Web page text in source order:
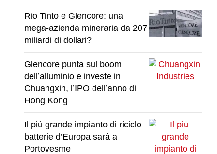
Rio Tinto e Glencore: una
mega-azienda mineraria da 207
miliardi di dollari?
Glencore punta sul boom
dell’alluminio e investe in
Chuangxin, l’IPO dell’anno di
Hong Kong
Il più grande impianto di riciclo
batterie d’Europa sarà a
Portovesme